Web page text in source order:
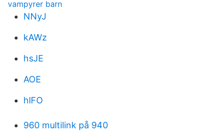
vampyrer barn
NNyJ
kAWz
hsJE
AOE
hlFO
960 multilink på 940